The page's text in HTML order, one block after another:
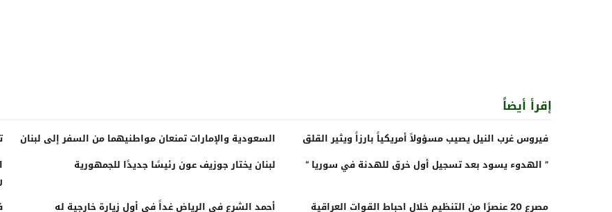
إقرأ أيضاً
فيروس غرب النيل يصيب مسؤولاً أمريكياً بارزاً ويثير القلق السعودية والإمارات تمنعان مواطنيهما من السفر إلى لبنان
” الهدوء يسود بعد تسجيل أول خرق للهدنة في سوريا “
لبنان يختار جوزيف عون رئيسًا جديدًا للجمهورية
مصرع 20 عنصرًا من التنظيم خلال احباط القوات العراقية
أحمد الشرع في الرياض غداً في أول زيارة خارجية له